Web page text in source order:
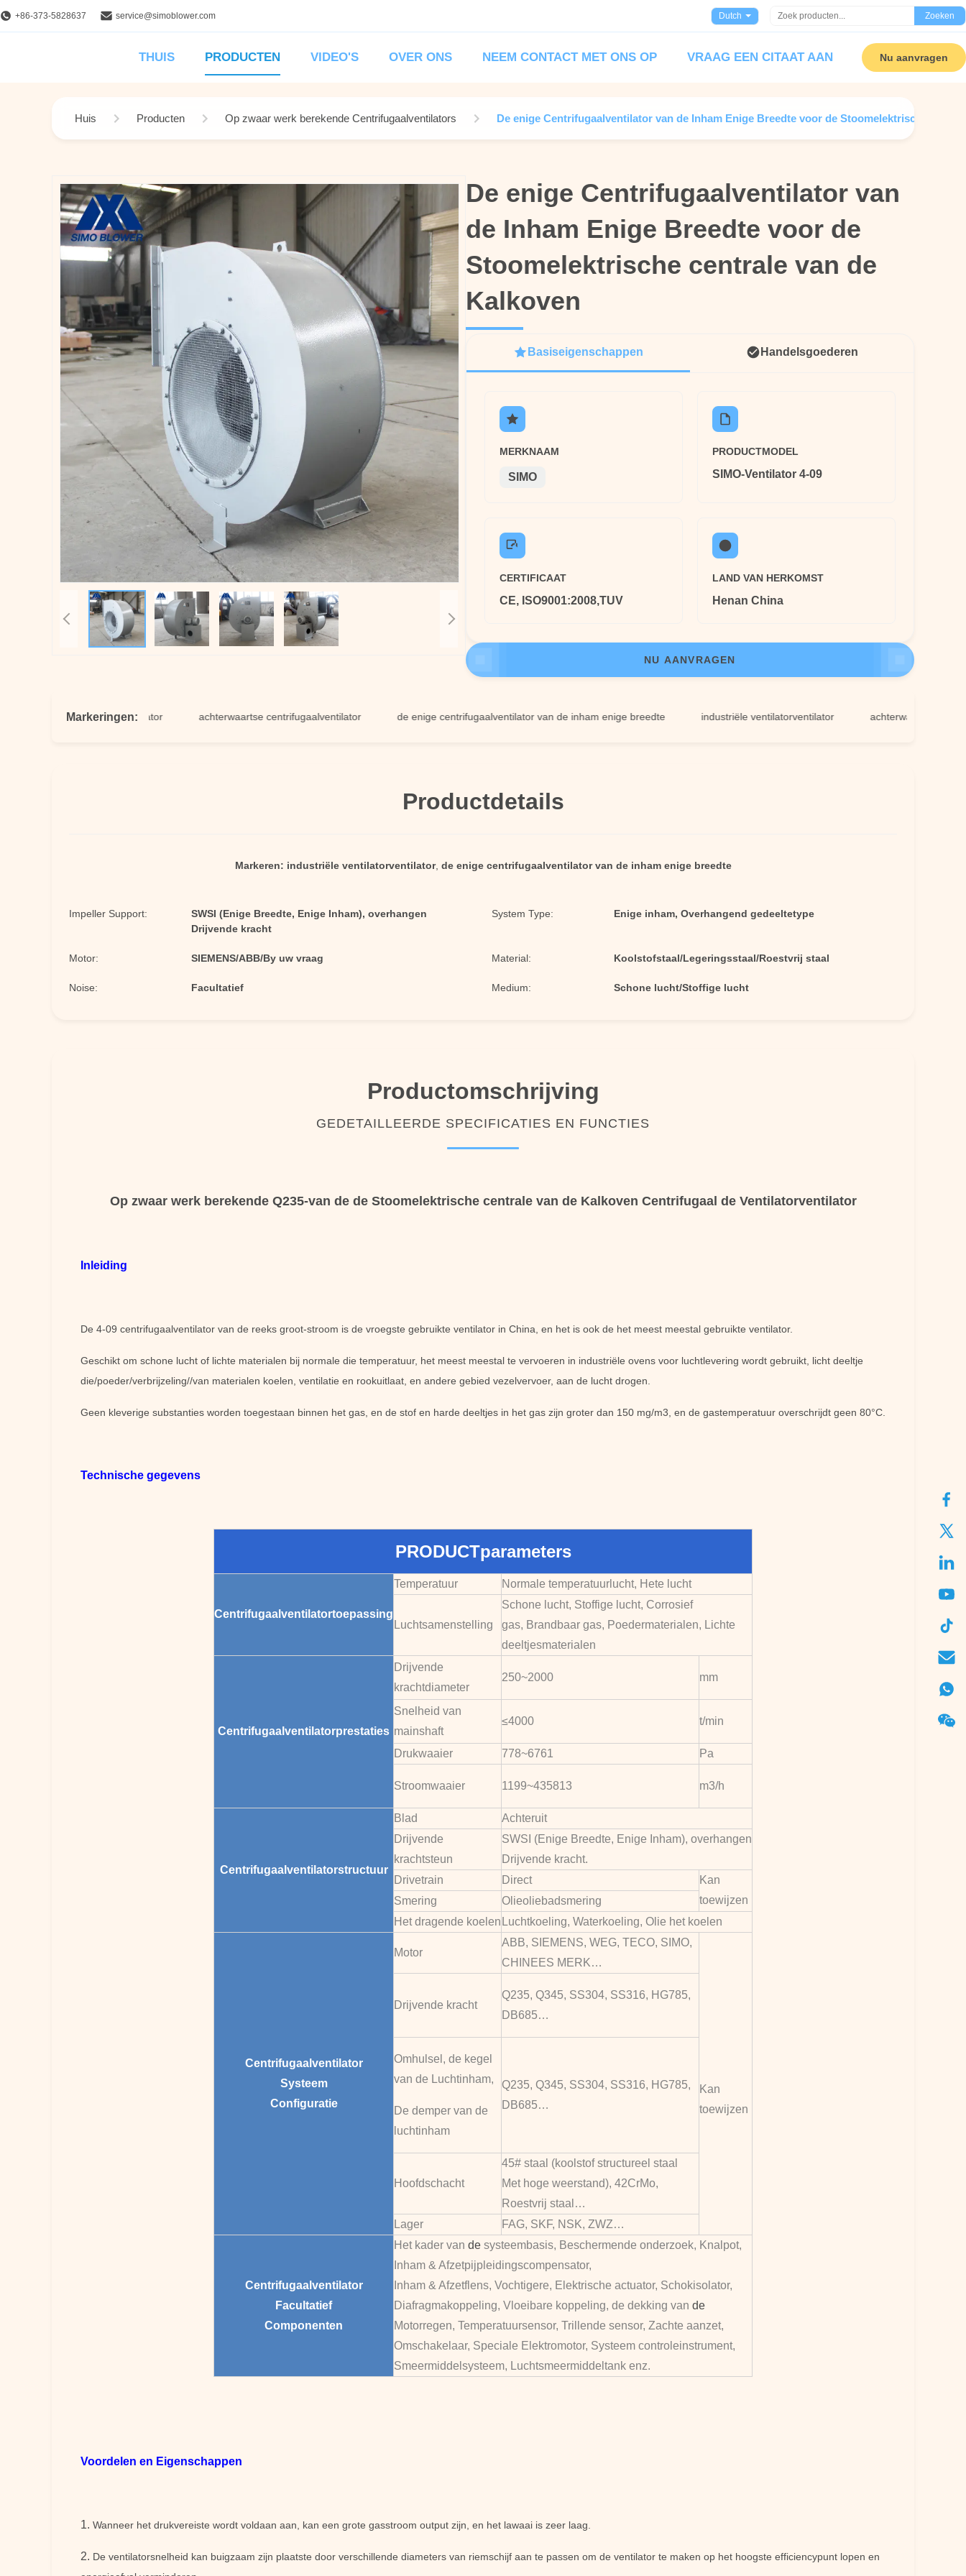
+86-373-5828637 service@simoblower.com Dutch Zoeken
THUIS PRODUCTEN VIDEO'S OVER ONS NEEM CONTACT MET ONS OP VRAAG EEN CITAAT AAN Nu aanvragen
Huis Producten Op zwaar werk berekende Centrifugaalventilators De enige Centrifugaalventilator van de Inham Enige Breedte voor de Stoomelektrische
De enige Centrifugaalventilator van
de Inham Enige Breedte voor de
Stoomelektrische centrale van de
Kalkoven
De enige Centrifugaalventilator van
de Inham Enige Breedte voor de
Stoomelektrische centrale van de
Kalkoven
Basiseigenschappen Handelsgoederen
MERKNAAM
SIMO
PRODUCTMODEL
SIMO-Ventilator 4-09
CERTIFICAAT
CE, ISO9001:2008,TUV
LAND VAN HERKOMST
Henan China
NU AANVRAGEN
Markeringen:
industriële ventilatorventilator achterwaartse centrifugaalventilator de enige centrifugaalventilator van de inham enige breedte industriële ventilatorventilator achterwaartse
Productdetails
Markeren: industriële ventilatorventilator, de enige centrifugaalventilator van de inham enige breedte
Impeller Support:
SWSI (Enige Breedte, Enige Inham), overhangen
Drijvende kracht
System Type: Enige inham, Overhangend gedeeltetype
Motor: SIEMENS/ABB/By uw vraag Material: Koolstofstaal/Legeringsstaal/Roestvrij staal
Noise: Facultatief Medium: Schone lucht/Stoffige lucht
Productomschrijving
GEDETAILLEERDE SPECIFICATIES EN FUNCTIES
Op zwaar werk berekende Q235-van de de Stoomelektrische centrale van de Kalkoven Centrifugaal de Ventilatorventilator
Inleiding
De 4-09 centrifugaalventilator van de reeks groot-stroom is de vroegste gebruikte ventilator in China, en het is ook de het meest meestal gebruikte ventilator.
Geschikt om schone lucht of lichte materialen bij normale die temperatuur, het meest meestal te vervoeren in industriële ovens voor luchtlevering wordt gebruikt, licht deeltje
die/poeder/verbrijzeling//van materialen koelen, ventilatie en rookuitlaat, en andere gebied vezelvervoer, aan de lucht drogen.
Geen kleverige substanties worden toegestaan binnen het gas, en de stof en harde deeltjes in het gas zijn groter dan 150 mg/m3, en de gastemperatuur overschrijdt geen 80°C.
Technische gegevens
PRODUCTparameters
Centrifugaalventilatortoepassing
Temperatuur Normale temperatuurlucht, Hete lucht
Luchtsamenstelling
Schone lucht, Stoffige lucht, Corrosief
gas, Brandbaar gas, Poedermaterialen, Lichte
deeltjesmaterialen
Centrifugaalventilatorprestaties
Drijvende
krachtdiameter
250~2000 mm
Snelheid van
mainshaft
≤4000 t/min
Drukwaaier 778~6761 Pa
Stroomwaaier 1199~435813 m3/h
Centrifugaalventilatorstructuur
Blad
Achteruit
Drijvende
krachtsteun
SWSI (Enige Breedte, Enige Inham), overhangen
Drijvende kracht.
Drivetrain
Direct
Kan
toewijzen
Smering
Olieoliebadsmering
Het dragende koelen Luchtkoeling, Waterkoeling, Olie het koelen
Centrifugaalventilator
Systeem
Configuratie
Motor
ABB, SIEMENS, WEG, TECO, SIMO,
CHINEES MERK…
Kan
toewijzen
Drijvende kracht
Q235, Q345, SS304, SS316, HG785,
DB685…
Omhulsel, de kegel
van de Luchtinham,
De demper van de
luchtinham
Q235, Q345, SS304, SS316, HG785,
DB685…
Hoofdschacht
45# staal (koolstof structureel staal
Met hoge weerstand), 42CrMo,
Roestvrij staal…
Lager
FAG, SKF, NSK, ZWZ…
Centrifugaalventilator
Facultatief
Componenten
Het kader van de systeembasis, Beschermende onderzoek, Knalpot,
Inham & Afzetpijpleidingscompensator,
Inham & Afzetflens, Vochtigere, Elektrische actuator, Schokisolator,
Diafragmakoppeling, Vloeibare koppeling, de dekking van de
Motorregen, Temperatuursensor, Trillende sensor, Zachte aanzet,
Omschakelaar, Speciale Elektromotor, Systeem controleinstrument,
Smeermiddelsysteem, Luchtsmeermiddeltank enz.
Voordelen en Eigenschappen
1. Wanneer het drukvereiste wordt voldaan aan, kan een grote gasstroom output zijn, en het lawaai is zeer laag.
2. De ventilatorsnelheid kan buigzaam zijn plaatste door verschillende diameters van riemschijf aan te passen om de ventilator te maken op het hoogste efficiencypunt lopen en